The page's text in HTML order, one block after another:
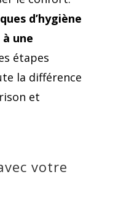
d’hygiène
une
étapes
la différence
et
votre